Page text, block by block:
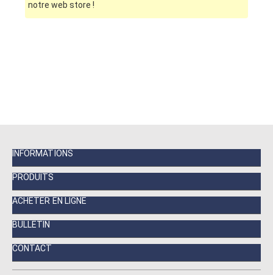
notre web store !
INFORMATIONS
PRODUITS
ACHETER EN LIGNE
BULLETIN
CONTACT